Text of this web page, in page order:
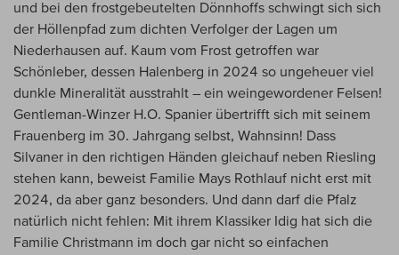
und bei den frostgebeutelten Dönnhoffs schwingt sich sich
der Höllenpfad zum dichten Verfolger der Lagen um
Niederhausen auf. Kaum vom Frost getroffen war
Schönleber, dessen Halenberg in 2024 so ungeheuer viel
dunkle Mineralität ausstrahlt – ein weingewordener Felsen!
Gentleman-Winzer H.O. Spanier übertrifft sich mit seinem
Frauenberg im 30. Jahrgang selbst, Wahnsinn! Dass
Silvaner in den richtigen Händen gleichauf neben Riesling
stehen kann, beweist Familie Mays Rothlauf nicht erst mit
2024, da aber ganz besonders. Und dann darf die Pfalz
natürlich nicht fehlen: Mit ihrem Klassiker Idig hat sich die
Familie Christmann im doch gar nicht so einfachen